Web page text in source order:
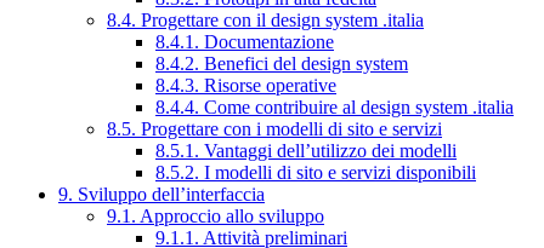
8.4. Progettare con il design system .italia
8.4.1. Documentazione
8.4.2. Benefici del design system
8.4.3. Risorse operative
8.4.4. Come contribuire al design system .italia
8.5. Progettare con i modelli di sito e servizi
8.5.1. Vantaggi dell’utilizzo dei modelli
8.5.2. I modelli di sito e servizi disponibili
9. Sviluppo dell’interfaccia
9.1. Approccio allo sviluppo
9.1.1. Attività preliminari